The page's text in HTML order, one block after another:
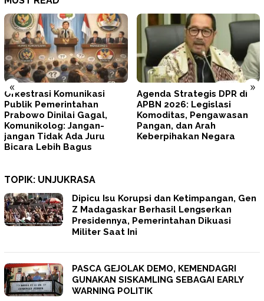
« »
Agenda Strategis DPR di
APBN 2026: Legislasi
Komoditas, Pengawasan
Pangan, dan Arah
Keberpihakan Negara
Tegas! Prabowo Minta
TNI–Polri Memperbaiki Diri
dan Mengunci
Profesionalisme
TOPIK: UNJUKRASA
Dipicu Isu Korupsi dan Ketimpangan, Gen
Z Madagaskar Berhasil Lengserkan
Presidennya, Pemerintahan Dikuasi
Militer Saat Ini
PASCA GEJOLAK DEMO, KEMENDAGRI
GUNAKAN SISKAMLING SEBAGAI EARLY
WARNING POLITIK